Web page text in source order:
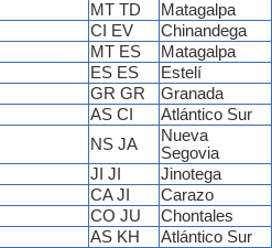
MT TD Matagalpa
CI EV Chinandega
MT ES Matagalpa
ES ES Estelí
GR GR Granada
AS CI Atlántico Sur
NS JA
Nueva
Segovia
JI JI Jinotega
CA JI Carazo
CO JU Chontales
AS KH Atlántico Sur